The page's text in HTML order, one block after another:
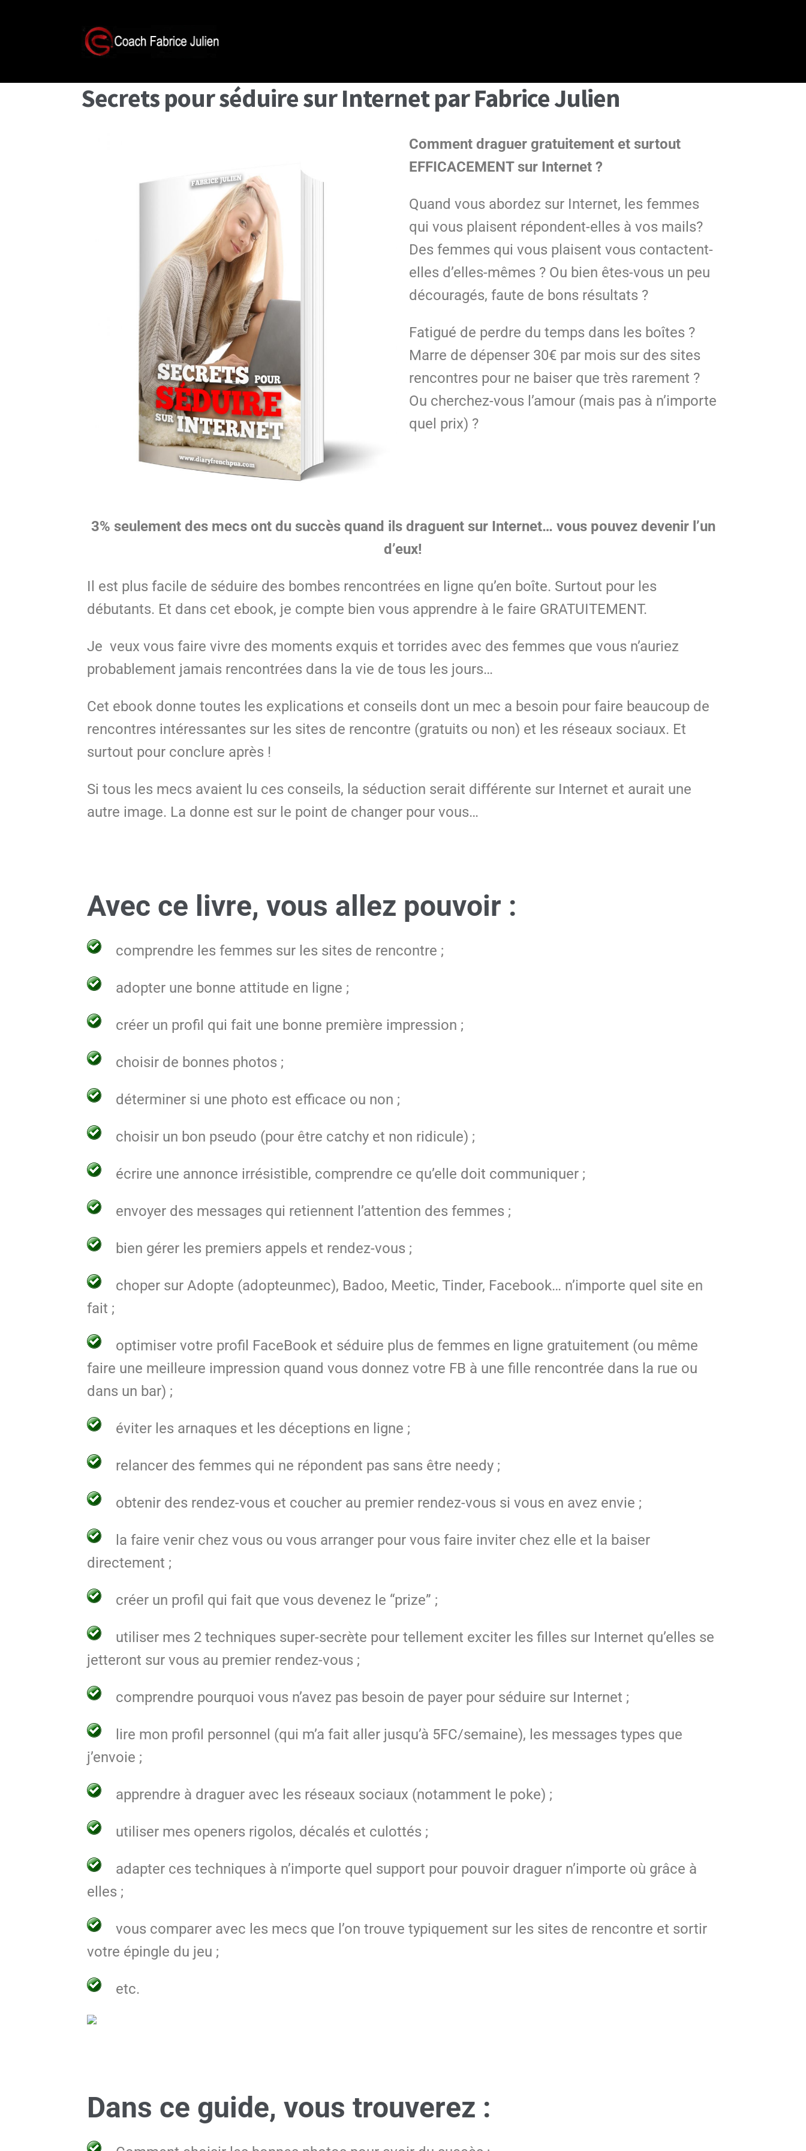
Secrets pour séduire sur Internet par Fabrice Julien
Comment draguer gratuitement et surtout
EFFICACEMENT sur Internet ?
Quand vous abordez sur Internet, les femmes
qui vous plaisent répondent-elles à vos mails?
Des femmes qui vous plaisent vous contactent-
elles d’elles-mêmes ? Ou bien êtes-vous un peu
découragés, faute de bons résultats ?
Fatigué de perdre du temps dans les boîtes ?
Marre de dépenser 30€ par mois sur des sites
rencontres pour ne baiser que très rarement ?
Ou cherchez-vous l’amour (mais pas à n’importe
quel prix) ?
3% seulement des mecs ont du succès quand ils draguent sur Internet… vous pouvez devenir l’un
d’eux!
Il est plus facile de séduire des bombes rencontrées en ligne qu’en boîte. Surtout pour les
débutants. Et dans cet ebook, je compte bien vous apprendre à le faire GRATUITEMENT.
Je veux vous faire vivre des moments exquis et torrides avec des femmes que vous n’auriez
probablement jamais rencontrées dans la vie de tous les jours…
Cet ebook donne toutes les explications et conseils dont un mec a besoin pour faire beaucoup de
rencontres intéressantes sur les sites de rencontre (gratuits ou non) et les réseaux sociaux. Et
surtout pour conclure après !
Si tous les mecs avaient lu ces conseils, la séduction serait différente sur Internet et aurait une
autre image. La donne est sur le point de changer pour vous…
Avec ce livre, vous allez pouvoir :
comprendre les femmes sur les sites de rencontre ;
adopter une bonne attitude en ligne ;
créer un profil qui fait une bonne première impression ;
choisir de bonnes photos ;
déterminer si une photo est efficace ou non ;
choisir un bon pseudo (pour être catchy et non ridicule) ;
écrire une annonce irrésistible, comprendre ce qu’elle doit communiquer ;
envoyer des messages qui retiennent l’attention des femmes ;
bien gérer les premiers appels et rendez-vous ;
choper sur Adopte (adopteunmec), Badoo, Meetic, Tinder, Facebook… n’importe quel site en
fait ;
optimiser votre profil FaceBook et séduire plus de femmes en ligne gratuitement (ou même
faire une meilleure impression quand vous donnez votre FB à une fille rencontrée dans la rue ou
dans un bar) ;
éviter les arnaques et les déceptions en ligne ;
relancer des femmes qui ne répondent pas sans être needy ;
obtenir des rendez-vous et coucher au premier rendez-vous si vous en avez envie ;
la faire venir chez vous ou vous arranger pour vous faire inviter chez elle et la baiser
directement ;
créer un profil qui fait que vous devenez le “prize” ;
utiliser mes 2 techniques super-secrète pour tellement exciter les filles sur Internet qu’elles se
jetteront sur vous au premier rendez-vous ;
comprendre pourquoi vous n’avez pas besoin de payer pour séduire sur Internet ;
lire mon profil personnel (qui m’a fait aller jusqu’à 5FC/semaine), les messages types que
j’envoie ;
apprendre à draguer avec les réseaux sociaux (notamment le poke) ;
utiliser mes openers rigolos, décalés et culottés ;
adapter ces techniques à n’importe quel support pour pouvoir draguer n’importe où grâce à
elles ;
vous comparer avec les mecs que l’on trouve typiquement sur les sites de rencontre et sortir
votre épingle du jeu ;
etc.
Dans ce guide, vous trouverez :